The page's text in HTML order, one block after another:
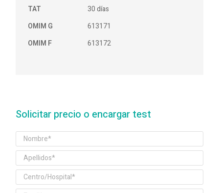
TAT
30 días
OMIM G
613171
OMIM F
613172
Solicitar precio o encargar test